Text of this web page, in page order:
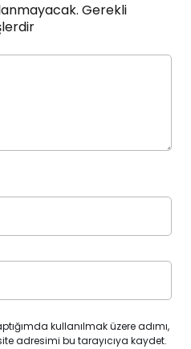
Gerekli
kullanılmak üzere adımı,
adresimi bu tarayıcıya kaydet.